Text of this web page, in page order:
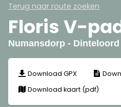
Terug naar route zoeken
Floris V-
Numansdorp - Dinteloord
Download GPX
Download kaart (pdf)